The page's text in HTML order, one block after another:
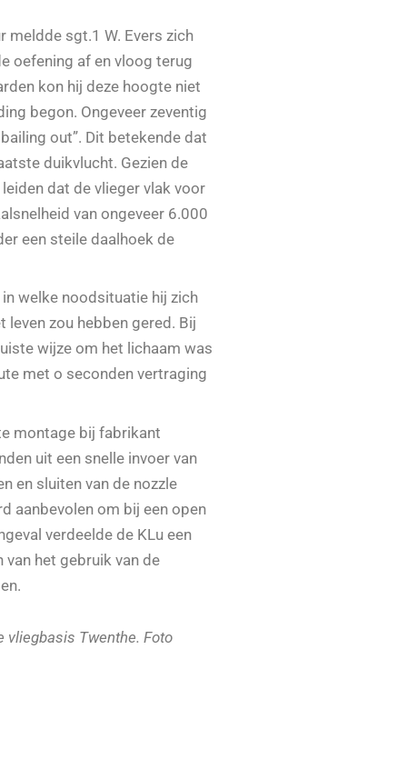
meldde sgt.1 W. Evers zich
oefening af en vloog terug
kon hij deze hoogte niet
begon. Ongeveer zeventig
out”. Dit betekende dat
duikvlucht. Gezien de
dat de vlieger vlak voor
van ongeveer 6.000
een steile daalhoek de
welke noodsituatie hij zich
zou hebben gered. Bij
wijze om het lichaam was
met o seconden vertraging
montage bij fabrikant
uit een snelle invoer van
en sluiten van de nozzle
aanbevolen om bij een open
verdeelde de KLu een
het gebruik van de
vliegbasis Twenthe. Foto